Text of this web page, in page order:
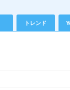
トレンド